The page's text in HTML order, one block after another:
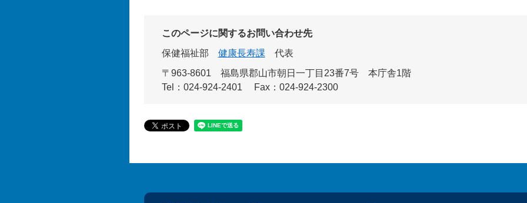
このページに関するお問い合わせ先
保健福祉部
健康長寿課
代表
〒963-8601 福島県郡山市朝日一丁目23番7号 本庁舎1階
Tel：024-924-2401
Fax：024-924-2300